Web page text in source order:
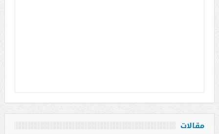
مقالات